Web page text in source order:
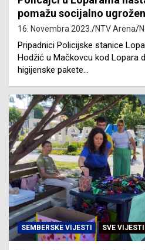
pomažu socijalno
16. Novembra 2023. NTV Arena
Pripadnici Policijske stanice
Hodžić u Mačkovcu kod Lopara
higijenske pakete…
SEMBERSKE VIJESTI SVE VIJESTI